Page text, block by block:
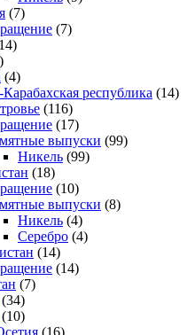
(7)
(7)
(4)
республика (14)
(116)
(17)
выпуски (99)
Никель (99)
(18)
(10)
выпуски (8)
Никель (4)
Серебро (4)
(14)
(14)
(7)
(34)
(10)
(16)